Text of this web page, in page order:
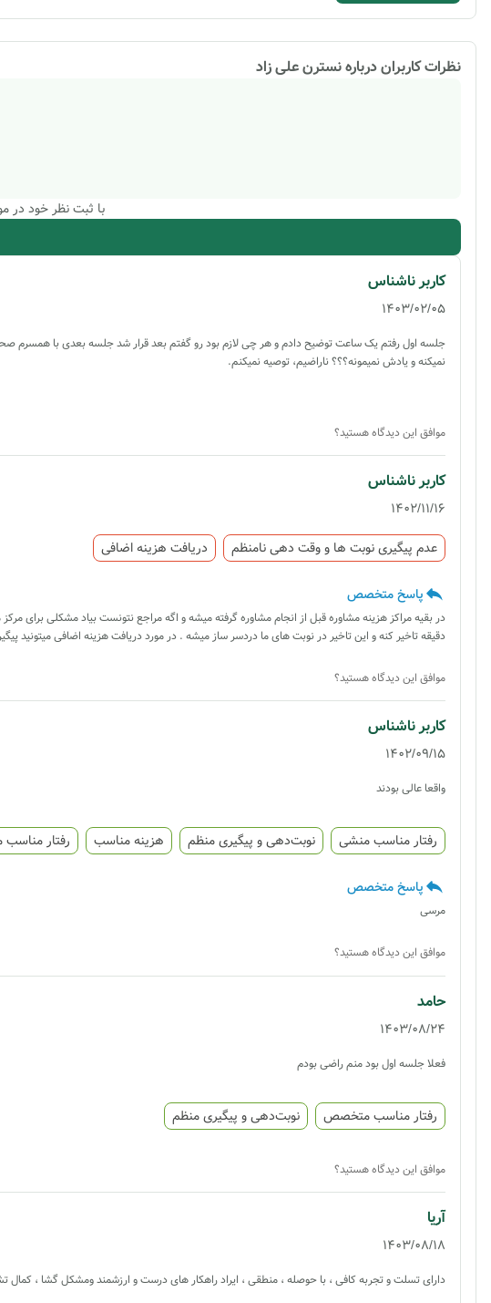
نظرات کاربران دربارهنسترن علی زاد
با ثبت نظر خود در
کاربر ناشناس
1403/02/05
جلسه اول رفتم یک ساعت توضیح دادم و هر چی لازم بود رو گفتم بعد قرار شد جلسه بعدی با همسرم
نمیکنه و یادش نمیمونه؟؟؟ ناراضیم، توصیه نمیکنم.
موافق این دیدگاه هستید؟
کاربر ناشناس
1402/11/16
عدم پیگیری نوبت ها و وقت دهی نامنظم
دریافت هزینه اضافی
پاسخ متخصص
دقیقه تاخیر کنه و این تاخیر در نوبت های ما دردسر ساز میشه . در مورد دریافت هزینه اضافی میتونید
موافق این دیدگاه هستید؟
کاربر ناشناس
1402/09/15
واقعا عالی بودند
رفتار مناسب منشی نوبت‌دهی و پیگیری منظم هزینه مناسب رفتار
پاسخ متخصص
مرسی
موافق این دیدگاه هستید؟
حامد
1403/08/24
فعلا جلسه اول بود منم راضی بودم
رفتار مناسب متخصص نوبت‌دهی و پیگیری منظم
موافق این دیدگاه هستید؟
آریا
1403/08/18
دارای تسلت و تجربه کافی ، با حوصله ، منطقی ، ایراد راهکار های درست و ارزشمند و‌مشکل گشا ، کمال